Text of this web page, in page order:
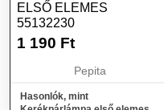
ELSŐ ELEMES
55132230
1 190 Ft
Pepita
Hasonlók, mint